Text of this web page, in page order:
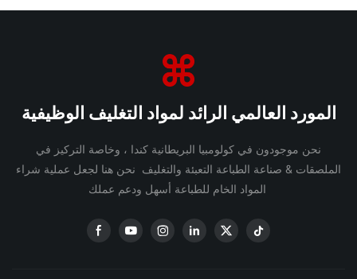
المورد العالمي الرائد لمواد التغليف الوظيفية
نحن موجودون في كولومبيا البريطانية كندا ، وخاصة التركيز في
الملصقات & صناعة الطباعة التعبئة والتغليف نحن هنا لجعل عملية شراء